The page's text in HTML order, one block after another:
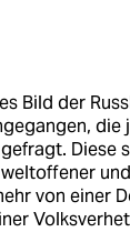
Bild der
die
Diese
von einer